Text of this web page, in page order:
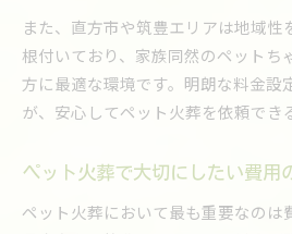
また、直方市や筑豊エリアは地域性
根付いており、家族同然のペットち
方に最適な環境です。明朗な料金設
が、安心してペット火葬を依頼でき
ペット火葬で大切にしたい費用
ペット火葬において最も重要なのは